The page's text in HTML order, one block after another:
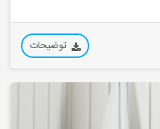
توضیحات